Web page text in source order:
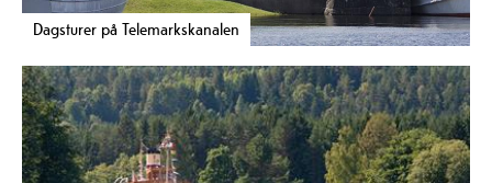
Dagsturer på Telemarkskanalen